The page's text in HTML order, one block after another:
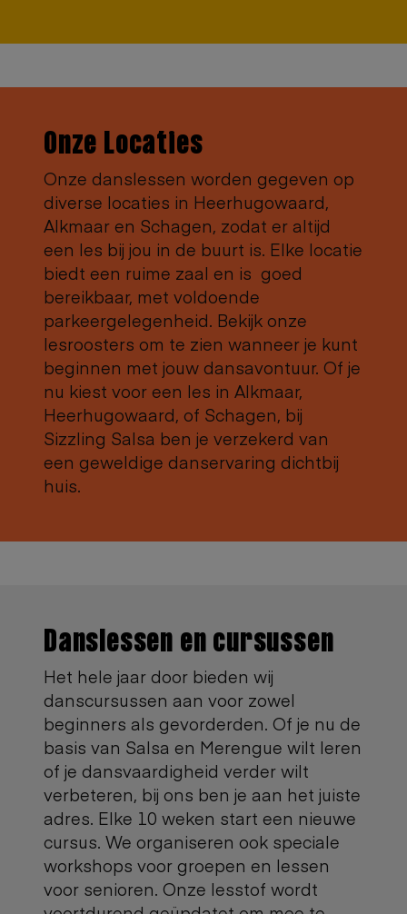
Onze Locaties
Onze danslessen worden gegeven op
diverse locaties in Heerhugowaard,
Alkmaar en Schagen, zodat er altijd
een les bij jou in de buurt is. Elke locatie
biedt een ruime zaal en is goed
bereikbaar, met voldoende
parkeergelegenheid. Bekijk onze
lesroosters om te zien wanneer je kunt
beginnen met jouw dansavontuur. Of je
nu kiest voor een les in Alkmaar,
Heerhugowaard, of Schagen, bij
Sizzling Salsa ben je verzekerd van
een geweldige danservaring dichtbij
huis.
Danslessen en cursussen
Het hele jaar door bieden wij
danscursussen aan voor zowel
beginners als gevorderden. Of je nu de
basis van Salsa en Merengue wilt leren
of je dansvaardigheid verder wilt
verbeteren, bij ons ben je aan het juiste
adres. Elke 10 weken start een nieuwe
cursus. We organiseren ook speciale
workshops voor groepen en lessen
voor senioren. Onze lesstof wordt